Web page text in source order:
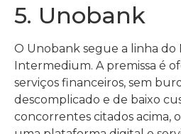
5. Unobank
O Unobank segue a linha do
Intermedium. A premissa é
serviços financeiros, sem
descomplicado e de baixo
concorrentes citados acima,